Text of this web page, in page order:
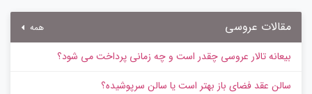
مقالات عروسی همه
بیعانه تالار عروسی چقدر است و چه زمانی پرداخت می شود؟
سالن عقد فضای باز بهتر است یا سالن سرپوشیده؟